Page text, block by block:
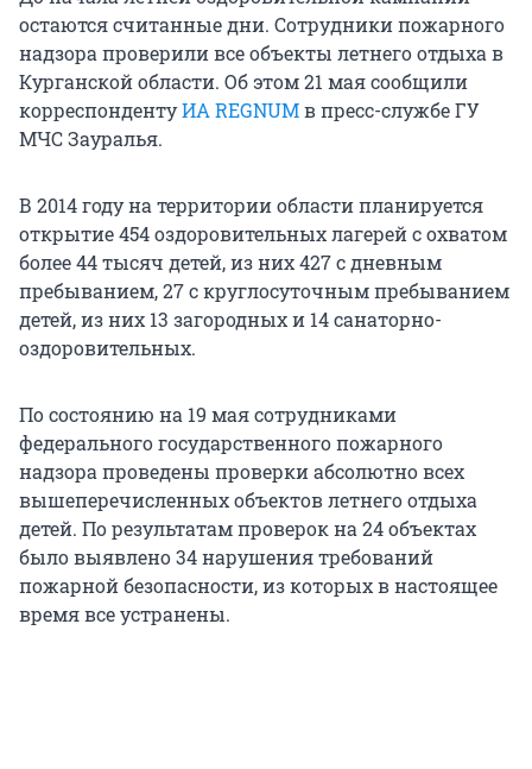
остаются считанные дни. Сотрудники пожарного
надзора проверили все объекты летнего отдыха в
Курганской области. Об этом 21 мая сообщили
корреспондентуИА REGNUMв пресс-службе ГУ
МЧС Зауралья.
В 2014 году на территории области планируется
открытие 454 оздоровительных лагерей с охватом
более 44 тысяч детей, из них 427 с дневным
пребыванием, 27 с круглосуточным пребыванием
детей, из них 13 загородных и 14 санаторно-
оздоровительных.
По состоянию на 19 мая сотрудниками
федерального государственного пожарного
надзора проведены проверки абсолютно всех
вышеперечисленных объектов летнего отдыха
детей. По результатам проверок на 24 объектах
было выявлено 34 нарушения требований
пожарной безопасности, из которых в настоящее
время все устранены.